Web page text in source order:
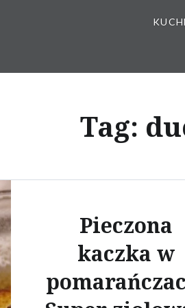
Tag:
Pieczona
kaczka w